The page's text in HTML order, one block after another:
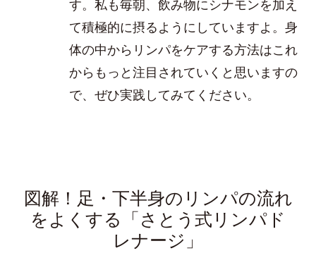
す。私も毎朝、飲み物にシナモンを加え
て積極的に摂るようにしていますよ。身
体の中からリンパをケアする方法はこれ
からもっと注目されていくと思いますの
で、ぜひ実践してみてください。
図解！足・下半身のリンパの流れ
をよくする「さとう式リンパド
レナージ」